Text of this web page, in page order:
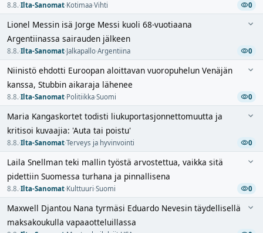
8.8.·Ilta-Sanomat·Kotimaa·Vihti 0
Lionel Messin isä Jorge Messi kuoli 68-vuotiaana
Argentiinassa sairauden jälkeen
8.8.·Ilta-Sanomat·Jalkapallo·Argentiina 0
Niinistö ehdotti Euroopan aloittavan vuoropuhelun Venäjän
kanssa, Stubbin aikaraja lähenee
8.8.·Ilta-Sanomat·Politiikka·Suomi 0
Maria Kangaskortet todisti liukuportasjonnettomuutta ja
kritisoi kuvaajia: 'Auta tai poistu'
8.8.·Ilta-Sanomat·Terveys ja hyvinvointi 0
Laila Snellman teki mallin työstä arvostettua, vaikka sitä
pidettiin Suomessa turhana ja pinnallisena
8.8.·Ilta-Sanomat·Kulttuuri·Suomi 0
Maxwell Djantou Nana tyrmäsi Eduardo Nevesin täydellisellä
maksakoukulla vapaaotteluillassa